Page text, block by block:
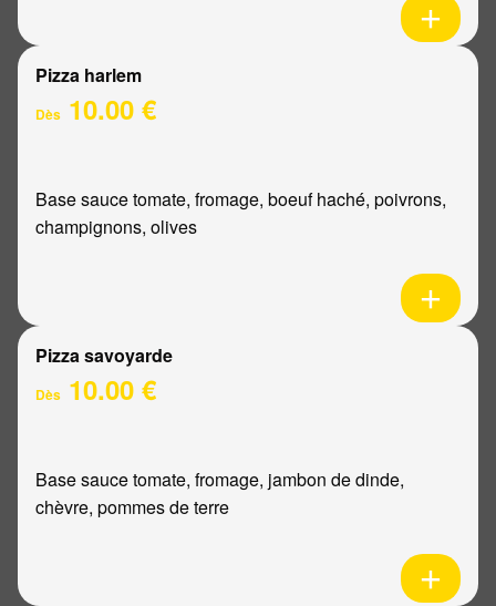
Pizza harlem
Dès 10.00 €
Base sauce tomate, fromage, boeuf haché, poivrons,
champignons, olives
Pizza savoyarde
Dès 10.00 €
Base sauce tomate, fromage, jambon de dinde,
chèvre, pommes de terre